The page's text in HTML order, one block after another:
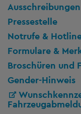
Ausschreibungen
Pressestelle
Notrufe &
Formulare &
Broschüren und
Gender-Hinweis